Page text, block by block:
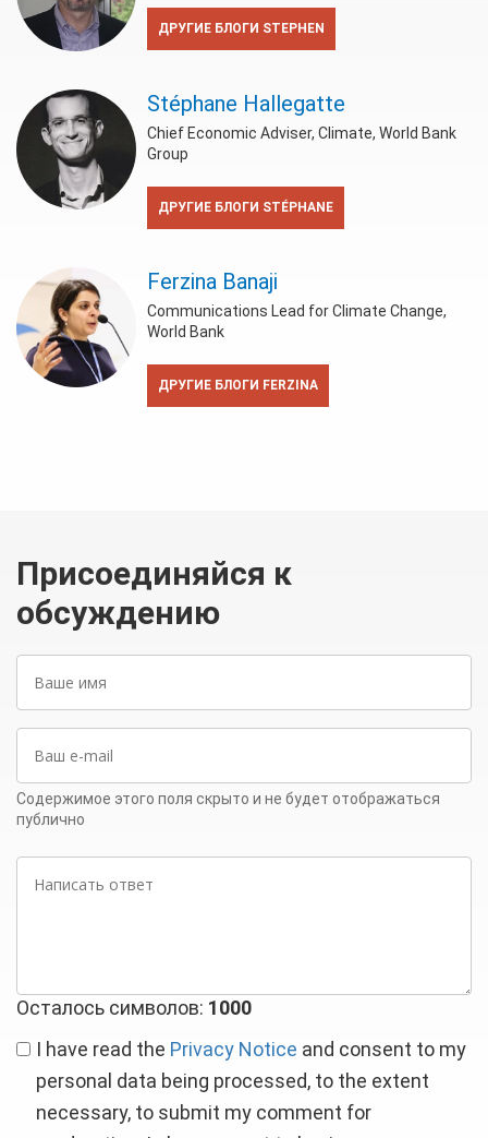
ДРУГИЕ БЛОГИ STEPHEN
Stéphane Hallegatte
Chief Economic Adviser, Climate, World Bank
Group
ДРУГИЕ БЛОГИ STÉPHANE
Ferzina Banaji
Communications Lead for Climate Change,
World Bank
ДРУГИЕ БЛОГИ FERZINA
Присоединяйся к
обсуждению
имя
mail
Содержимое этого поля скрыто и не будет отображаться
публично
ответ
Осталось символов: 1000
I have read the Privacy Notice and consent to my
personal data being processed, to the extent
necessary, to submit my comment for